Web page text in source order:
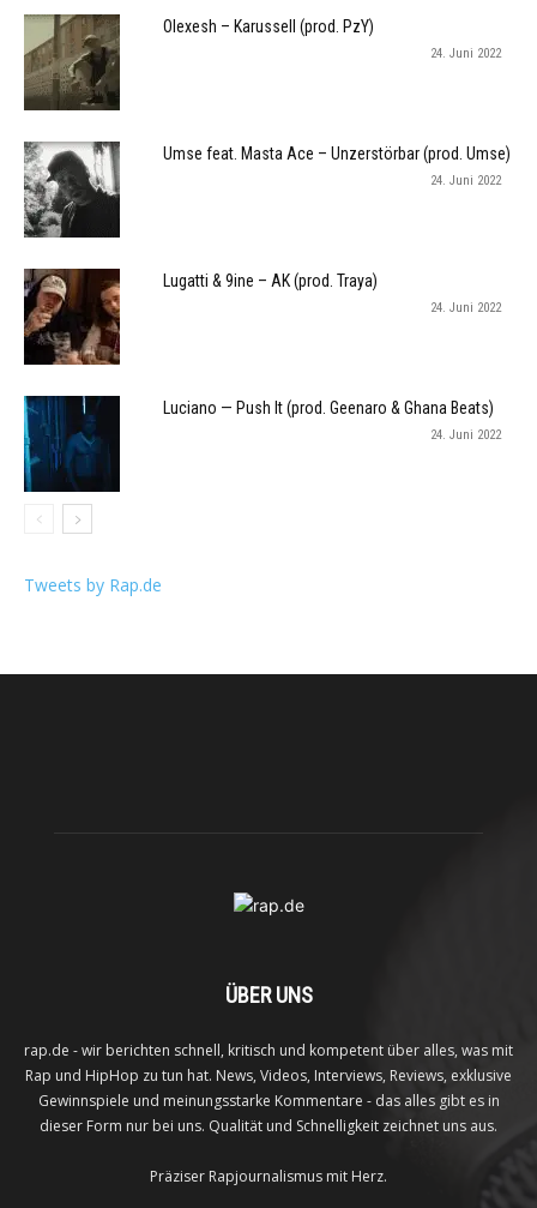
Olexesh – Karussell (prod. PzY)
24. Juni 2022
Umse feat. Masta Ace – Unzerstörbar (prod. Umse)
24. Juni 2022
Lugatti & 9ine – AK (prod. Traya)
24. Juni 2022
Luciano — Push It (prod. Geenaro & Ghana Beats)
24. Juni 2022
Tweets by Rap.de
ÜBER UNS
rap.de - wir berichten schnell, kritisch und kompetent über alles, was mit
Rap und HipHop zu tun hat. News, Videos, Interviews, Reviews, exklusive
Gewinnspiele und meinungsstarke Kommentare - das alles gibt es in
dieser Form nur bei uns. Qualität und Schnelligkeit zeichnet uns aus.
Präziser Rapjournalismus mit Herz.